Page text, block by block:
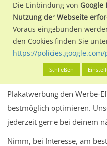
Außenwerbung durch
anderen Werbearten, das
Kosten-Nutzen-Effekt.
Platzierung von
einzelner Plakatwände
Plakatwerbung den Werbe-
bestmöglich optimieren.
jederzeit gerne bei deinem
Nimm, bei Interesse, am
Die Einbindung von
Nutzung der Webseite
Voraus eingebunden
den Cookies finden Sie
https://policies.google.com/
Schließen